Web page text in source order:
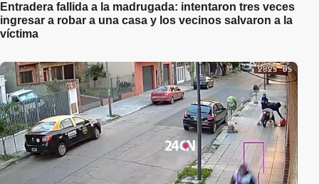
Entradera fallida a la madrugada: intentaron tres veces
ingresar a robar a una casa y los vecinos salvaron a la
víctima